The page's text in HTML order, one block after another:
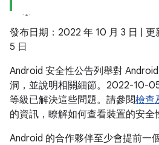
發布日期：2022 年 10 月 3 日 |
5 日
Android 安全性公告列舉對
洞，並說明相關細節。2022-10-
等級已解決這些問題。請參閱檢查
的資訊，瞭解如何查看裝置的安全
Android 的合作夥伴至少會提前一